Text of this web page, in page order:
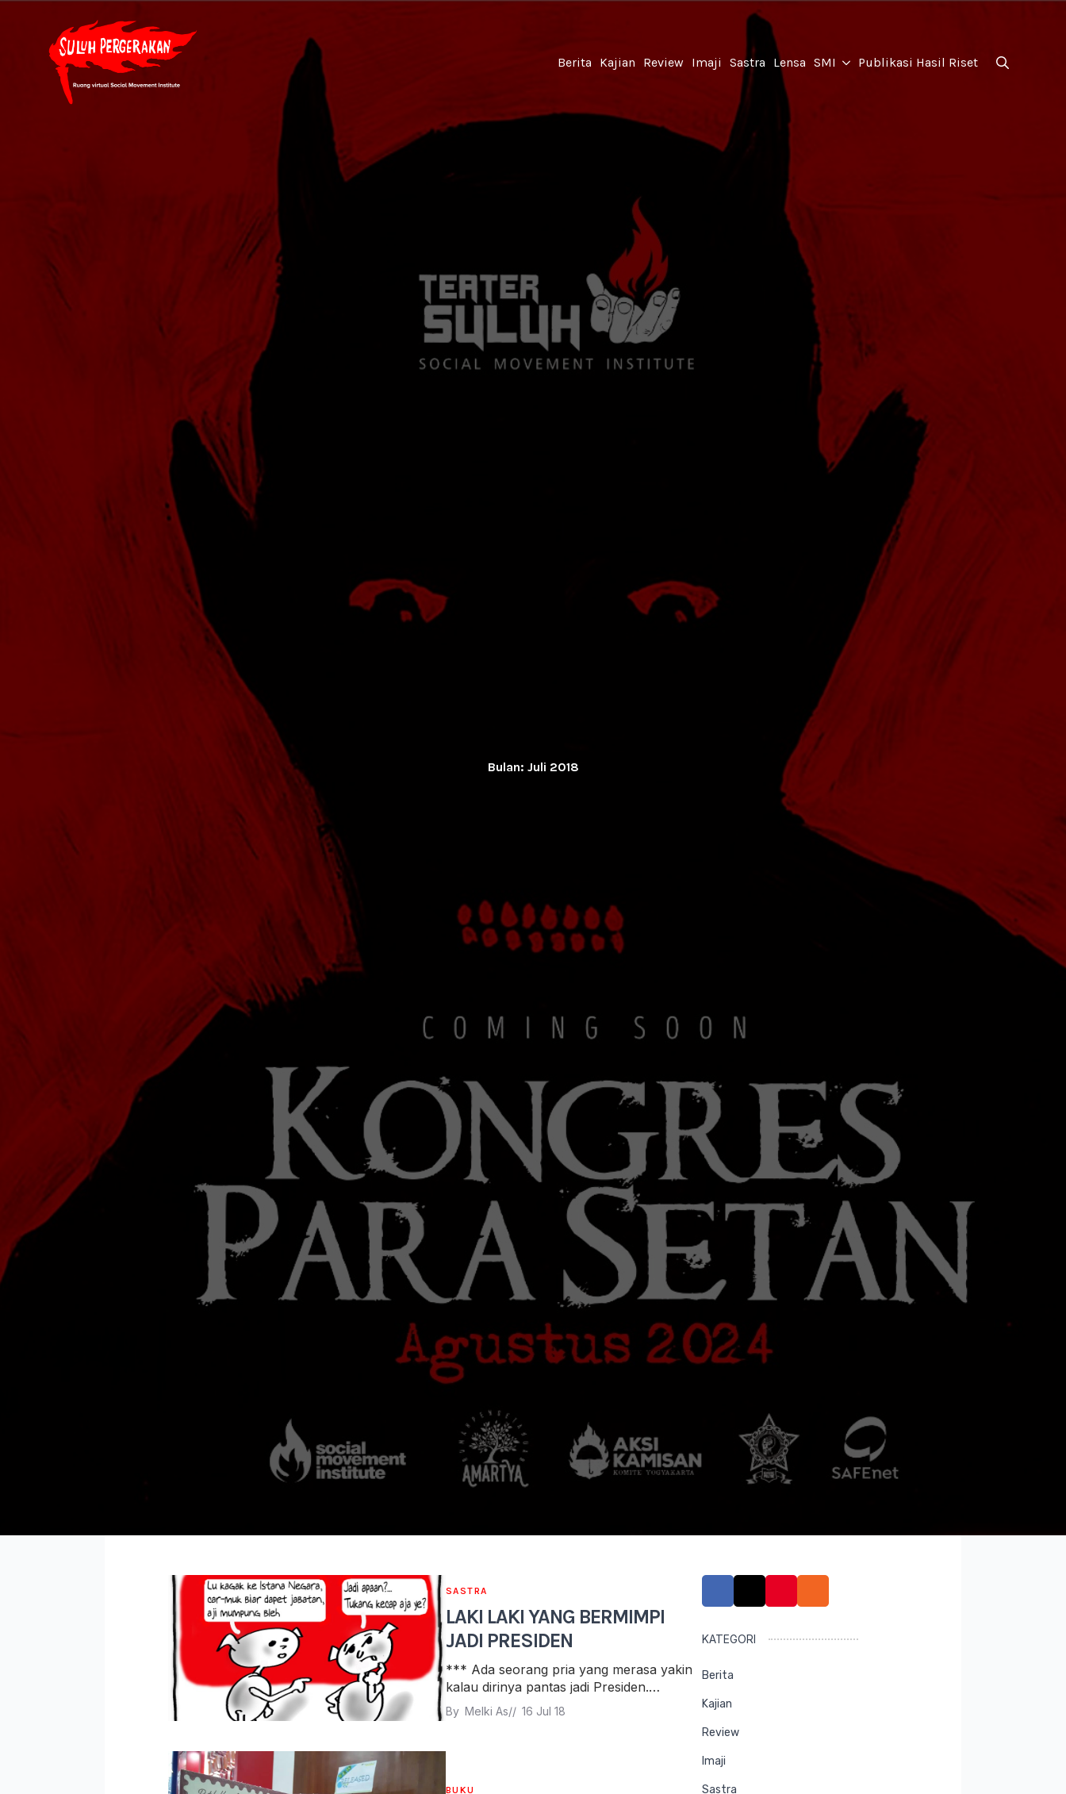
Berita Kajian Review Imaji Sastra Lensa SMI Publikasi Hasil Riset
Bulan: Juli 2018
SASTRA
LAKI LAKI YANG BERMIMPI
JADI PRESIDEN
*** Ada seorang pria yang merasa yakin
kalau dirinya pantas jadi Presiden.…
By Melki As// 16 Jul 18
BUKU
KATEGORI
Berita
Kajian
Review
Imaji
Sastra